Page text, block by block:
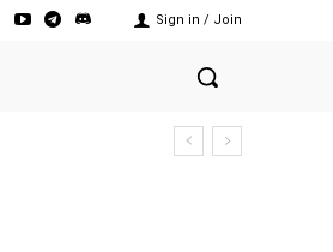
Sign in / Join